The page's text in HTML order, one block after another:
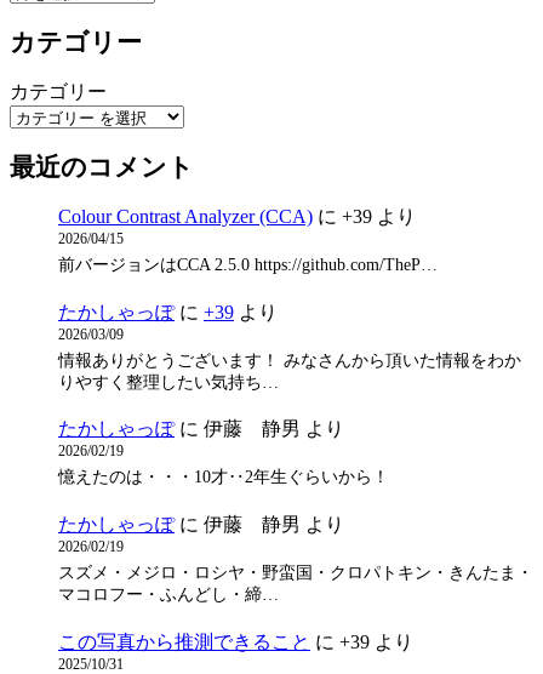
カテゴリー
カテゴリー
最近のコメント
Colour Contrast Analyzer (CCA) に +39 より
2026/04/15
前バージョンはCCA 2.5.0 https://github.com/TheP…
たかしゃっぽに +39 より
2026/03/09
情報ありがとうございます！ みなさんから頂いた情報をわか
りやすく整理したい気持ち…
たかしゃっぽに 伊藤 静男 より
2026/02/19
憶えたのは・・・10才‥2年生ぐらいから！
たかしゃっぽに 伊藤 静男 より
2026/02/19
スズメ・メジロ・ロシヤ・野蛮国・クロパトキン・きんたま・
マコロフー・ふんどし・締…
この写真から推測できること に +39 より
2025/10/31